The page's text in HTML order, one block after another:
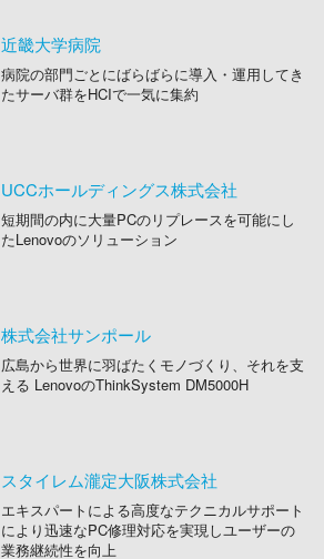
近畿大学病院
病院の部門ごとにばらばらに導入・運用してき
たサーバ群をHCIで一気に集約
UCCホールディングス株式会社
短期間の内に大量PCのリプレースを可能にし
たLenovoのソリューション
株式会社サンポール
広島から世界に羽ばたくモノづくり、それを支
える LenovoのThinkSystem DM5000H
スタイレム瀧定大阪株式会社
エキスパートによる高度なテクニカルサポート
により迅速なPC修理対応を実現しユーザーの
業務継続性を向上